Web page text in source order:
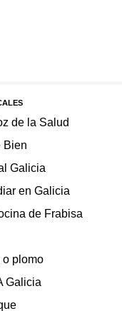
de la Salud
Bien
Galicia
en Galicia
de Frabisa
o plomo
Galicia